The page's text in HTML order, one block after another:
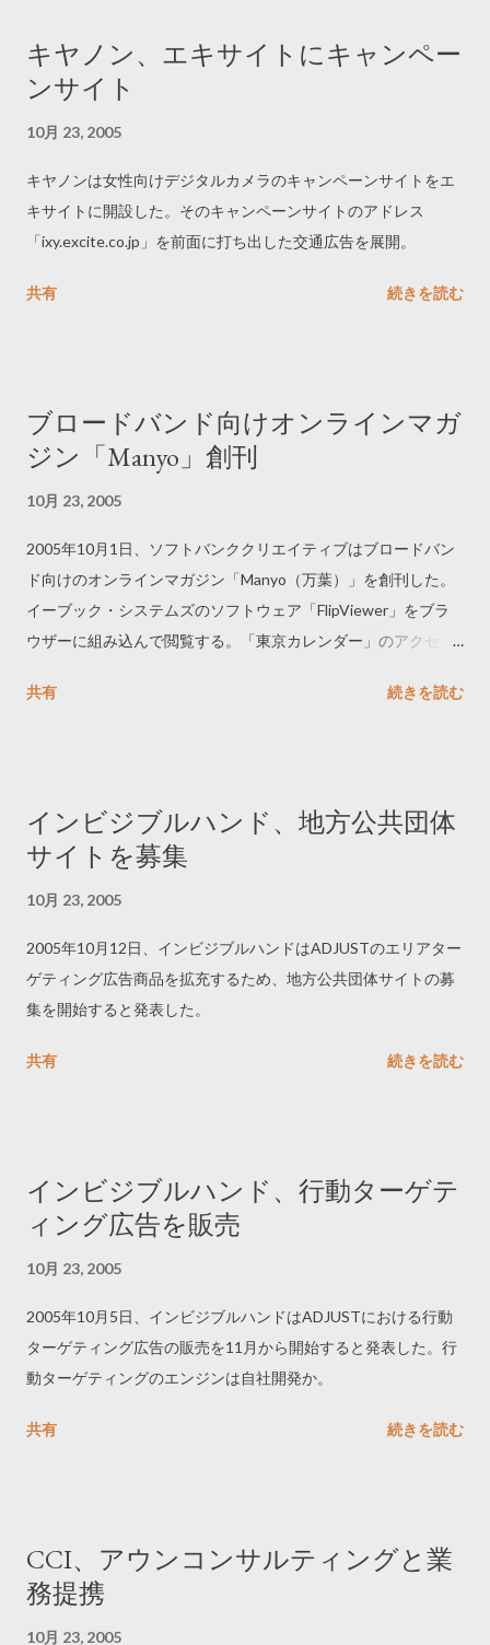
キヤノン、エキサイトにキャンペー
ンサイト
10月 23, 2005
キヤノンは女性向けデジタルカメラのキャンペーンサイトをエ
キサイトに開設した。そのキャンペーンサイトのアドレス
「ixy.excite.co.jp」を前面に打ち出した交通広告を展開。
共有 続きを読む
ブロードバンド向けオンラインマガ
ジン「Manyo」創刊
10月 23, 2005
2005年10月1日、ソフトバンククリエイティブはブロードバン
ド向けのオンラインマガジン「Manyo（万葉）」を創刊した。
イーブック・システムズのソフトウェア「FlipViewer」をブラ
ウザーに組み込んで閲覧する。「東京カレンダー」のアクセ
ブな広告を出稿している。
共有 続きを読む
インビジブルハンド、地方公共団体
サイトを募集
10月 23, 2005
2005年10月12日、インビジブルハンドはADJUSTのエリアター
ゲティング広告商品を拡充するため、地方公共団体サイトの募
集を開始すると発表した。
共有 続きを読む
インビジブルハンド、行動ターゲテ
ィング広告を販売
10月 23, 2005
2005年10月5日、インビジブルハンドはADJUSTにおける行動
ターゲティング広告の販売を11月から開始すると発表した。行
動ターゲティングのエンジンは自社開発か。
共有 続きを読む
CCI、アウンコンサルティングと業
務提携
10月 23, 2005